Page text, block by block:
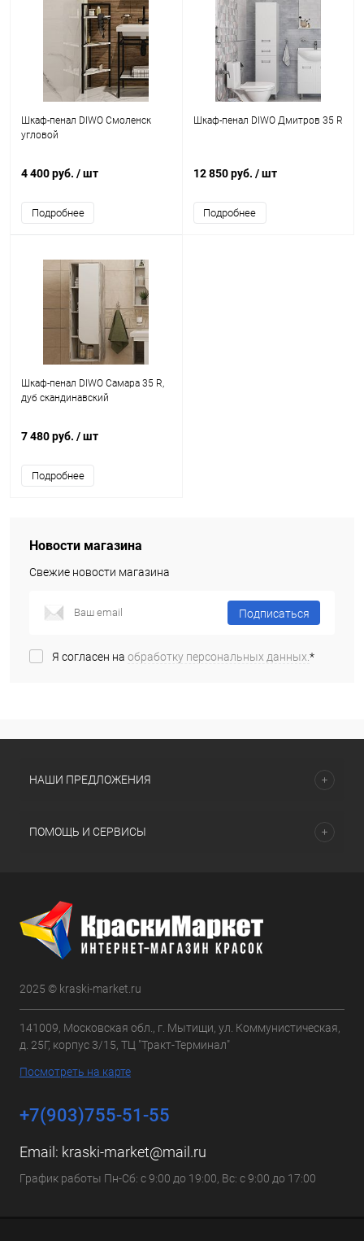
Шкаф-пенал DIWO Смоленск
угловой
4 400 руб. / шт
Подробнее
Шкаф-пенал DIWO Дмитров 35 R
12 850 руб. / шт
Подробнее
Шкаф-пенал DIWO Самара 35 R,
дуб скандинавский
7 480 руб. / шт
Подробнее
Новости магазина
Свежие новости магазина
Подписаться
Я согласен на обработку персональных данных.*
НАШИ ПРЕДЛОЖЕНИЯ
ПОМОЩЬ И СЕРВИСЫ
2025 © kraski-market.ru
141009, Московская обл., г. Мытищи, ул. Коммунистическая,
д. 25Г, корпус 3/15, ТЦ "Тракт-Терминал"
Посмотреть на карте
+7(903)755-51-55
Email: kraski-market@mail.ru
График работы Пн-Сб: с 9:00 до 19:00, Вс: с 9:00 до 17:00